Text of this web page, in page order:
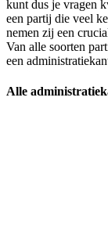
kunt dus je vragen
een partij die veel
nemen zij een
Van alle soorten
een
Alle